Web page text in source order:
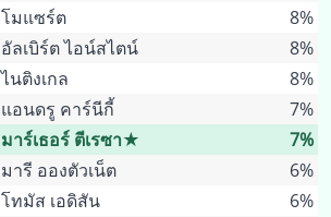
โมแซร์ต
8%
อัลเบิร์ต ไอน์สไตน์
8%
ไนติงเกล
8%
แอนดรู คาร์นีกี้
7%
มาร์เธอร์ ตีเรซา★
7%
มารี อองตัวเน็ต
6%
โทมัส เอดิสัน
6%